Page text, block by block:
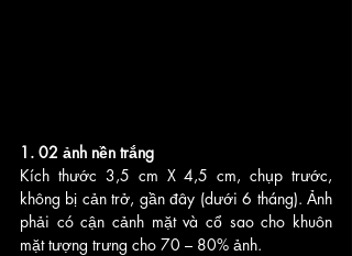
1. 02 ảnh nền trắng
Kích thước 3,5 cm X 4,5 cm, chụp trước,
không bị cản trở, gần đây (dưới 6 tháng). Ảnh
phải có cận cảnh mặt và cổ sao cho khuôn
mặt tượng trưng cho 70 – 80% ảnh.